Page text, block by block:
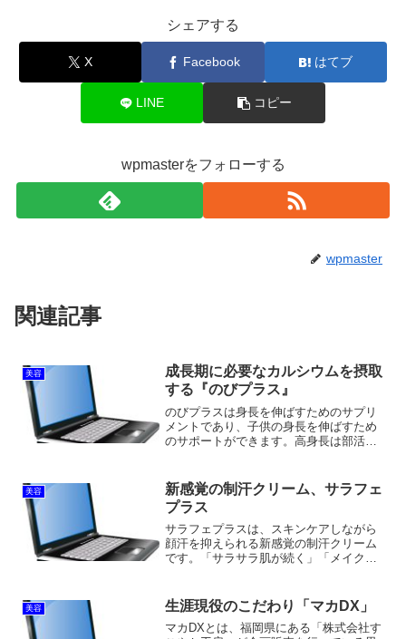
シェアする
X Facebook はてブ
LINE コピー
wpmasterをフォローする
wpmaster
関連記事
美容
成長期に必要なカルシウムを摂取
する『のびプラス』
のびプラスは身長を伸ばすためのサプリ
メントであり、子供の身長を伸ばすため
のサポートができます。高身長は部活や
できるでしょう。大人になってからも高
身長なことで、外見や印象...
美容
新感覚の制汗クリーム、サラフェ
プラス
サラフェプラスは、スキンケアしながら
顔汗を抑えられる新感覚の制汗クリーム
です。「サラサラ肌が続く」「メイク直
果が感じられない」「肌が荒れた」など
ネガティブな意見を目にす...
美容 生涯現役のこだわり「マカDX」
マカDXとは、福岡県にある「株式会社す